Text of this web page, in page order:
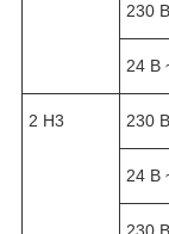
230
24 B
2 H3 230
24 B